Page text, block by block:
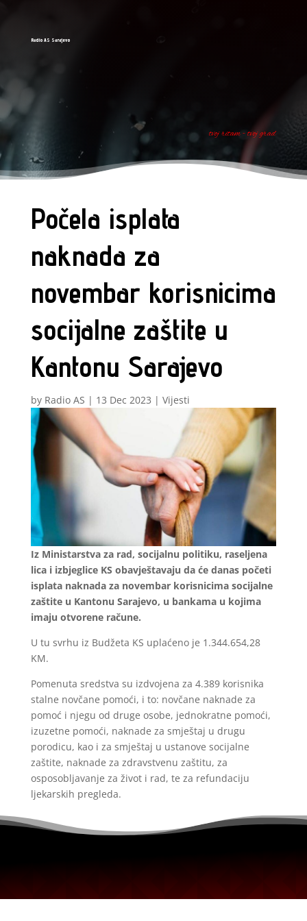
Radio AS Sarajevo
tvoj ritam - tvoj grad
Počela isplata
naknada za
novembar korisnicima
socijalne zaštite u
Kantonu Sarajevo
by Radio AS | 13 Dec 2023 | Vijesti
Iz Ministarstva za rad, socijalnu politiku, raseljena
lica i izbjeglice KS obavještavaju da će danas početi
isplata naknada za novembar korisnicima socijalne
zaštite u Kantonu Sarajevo, u bankama u kojima
imaju otvorene račune.
U tu svrhu iz Budžeta KS uplaćeno je 1.344.654,28
KM.
Pomenuta sredstva su izdvojena za 4.389 korisnika
stalne novčane pomoći, i to: novčane naknade za
pomoć i njegu od druge osobe, jednokratne pomoći,
izuzetne pomoći, naknade za smještaj u drugu
porodicu, kao i za smještaj u ustanove socijalne
zaštite, naknade za zdravstvenu zaštitu, za
osposobljavanje za život i rad, te za refundaciju
ljekarskih pregleda.